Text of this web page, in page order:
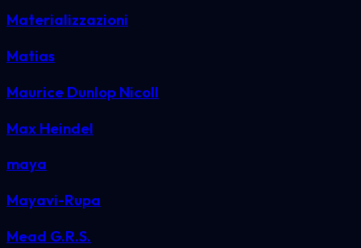
Materializzazioni
Matias
Maurice Dunlop Nicoll
Max Heindel
maya
Mayavi-Rupa
Mead G.R.S.